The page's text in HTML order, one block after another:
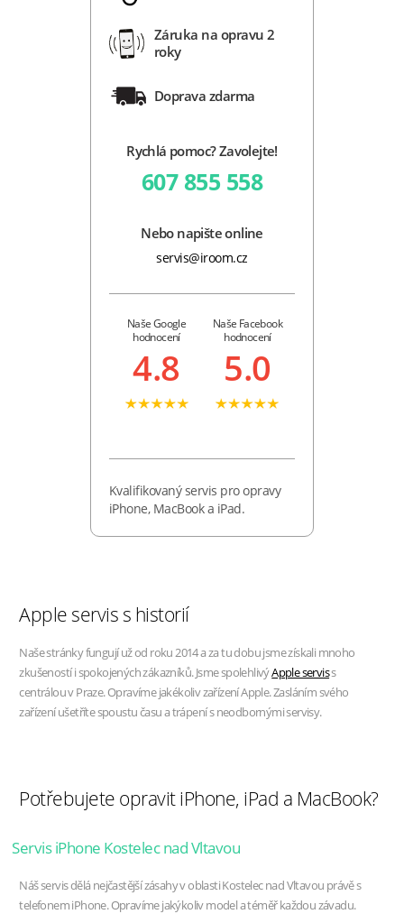
Záruka na opravu 2
roky
Doprava zdarma
Rychlá pomoc? Zavolejte!
607 855 558
Nebo napište online
servis@iroom.cz
Naše Google
hodnocení
4.8
Naše Facebook
hodnocení
5.0
Kvalifikovaný servis pro opravy
iPhone, MacBook a iPad.
Apple servis s historií
Naše stránky fungují už od roku 2014 a za tu dobu jsme získali mnoho
zkušeností i spokojených zákazníků. Jsme spolehlivýApple serviss
centrálou v Praze. Opravíme jakékoliv zařízení Apple. Zasláním svého
zařízení ušetříte spoustu času a trápení s neodbornými servisy.
Potřebujete opravit iPhone, iPad a MacBook?
Servis iPhone Kostelec nad Vltavou
Náš servis dělá nejčastější zásahy v oblasti Kostelec nad Vltavou právě s
telefonem iPhone. Opravíme jakýkoliv model a téměř každou závadu.